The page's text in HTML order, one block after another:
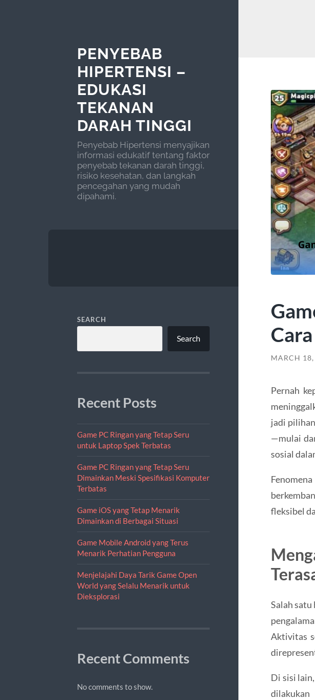
PENYEBAB
HIPERTENSI –
EDUKASI
TEKANAN
DARAH TINGGI
Penyebab Hipertensi menyajikan
informasi edukatif tentang faktor
penyebab tekanan darah tinggi,
risiko kesehatan, dan langkah
pencegahan yang mudah
dipahami.
SEARCH
Search
Recent Posts
Game PC Ringan yang Tetap Seru
untuk Laptop Spek Terbatas
Game PC Ringan yang Tetap Seru
Dimainkan Meski Spesifikasi Komputer
Terbatas
Game iOS yang Tetap Menarik
Dimainkan di Berbagai Situasi
Game Mobile Android yang Terus
Menarik Perhatian Pengguna
Menjelajahi Daya Tarik Game Open
World yang Selalu Menarik untuk
Dieksplorasi
Recent Comments
No comments to show.
MARCH
Pernah
jadi
—mulai
sosial
fleksibel
Salah
Aktivitas
Di sisi